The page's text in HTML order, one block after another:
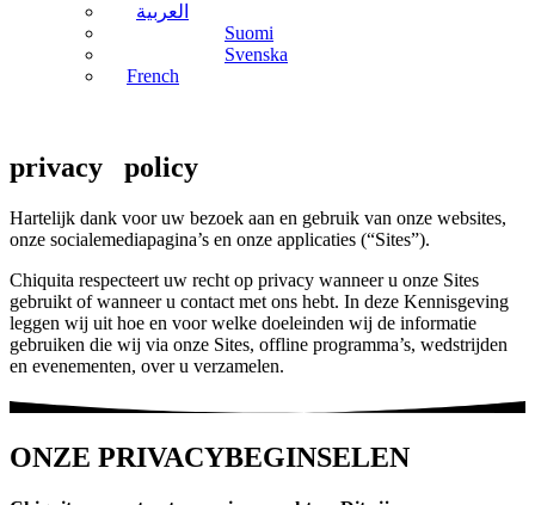
العربية
Suomi
Svenska
French
privacy policy
Hartelijk dank voor uw bezoek aan en gebruik van onze websites,
onze socialemediapagina’s en onze applicaties (“Sites”).
Chiquita respecteert uw recht op privacy wanneer u onze Sites
gebruikt of wanneer u contact met ons hebt. In deze Kennisgeving
leggen wij uit hoe en voor welke doeleinden wij de informatie
gebruiken die wij via onze Sites, offline programma’s, wedstrijden
en evenementen, over u verzamelen.
ONZE PRIVACYBEGINSELEN